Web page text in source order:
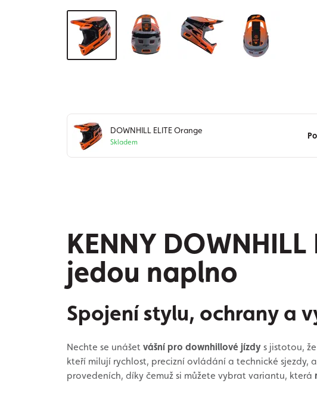
DOWNHILL ELITE Orange
Skladem
KENNY
jedou naplno
Spojení stylu, ochrany a
Nechte se unášet vášní pro downhillové jízdy s jistotou,
kteří milují rychlost, precizní ovládání a technické sjezdy,
provedeních, díky čemuž si můžete vybrat variantu, která